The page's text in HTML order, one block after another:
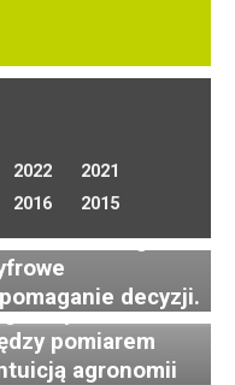
2022
2021
2016 2015
w uprawie
polowych.
technologii
decyzji.
roślin –
pomiarem
agronomii
i trendy